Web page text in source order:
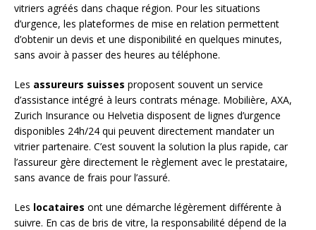
vitriers agréés dans chaque région. Pour les situations
d’urgence, les plateformes de mise en relation permettent
d’obtenir un devis et une disponibilité en quelques minutes,
sans avoir à passer des heures au téléphone.
Les assureurs suisses proposent souvent un service
d’assistance intégré à leurs contrats ménage. Mobilière, AXA,
Zurich Insurance ou Helvetia disposent de lignes d’urgence
disponibles 24h/24 qui peuvent directement mandater un
vitrier partenaire. C’est souvent la solution la plus rapide, car
l’assureur gère directement le règlement avec le prestataire,
sans avance de frais pour l’assuré.
Les locataires ont une démarche légèrement différente à
suivre. En cas de bris de vitre, la responsabilité dépend de la